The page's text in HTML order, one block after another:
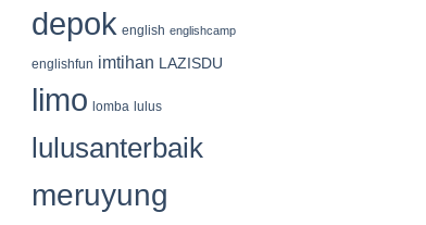
depok english englishcamp
englishfun imtihan LAZISDU
limo lomba lulus
lulusanterbaik
meruyung